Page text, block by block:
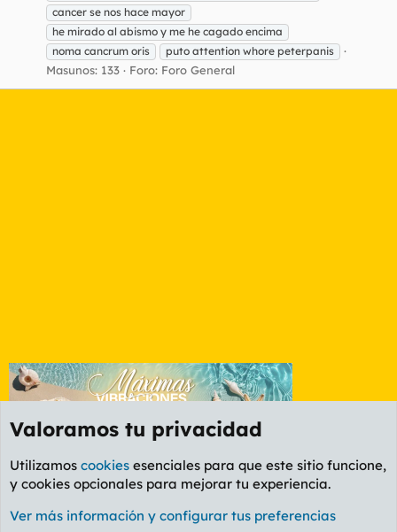
cancer se nos hace mayor
he mirado al abismo y me he cagado encima
noma cancrum oris
puto attention whore peterpanis
Masunos: 133 Foro: Foro General
Etiquetas
Cookies
PL OLDSTYLE AMARILLO
Valoramos tu privacidad
Utilizamos cookies esenciales para que este sitio funcione,
y cookies opcionales para mejorar tu experiencia.
Ver más información y configurar tus preferencias